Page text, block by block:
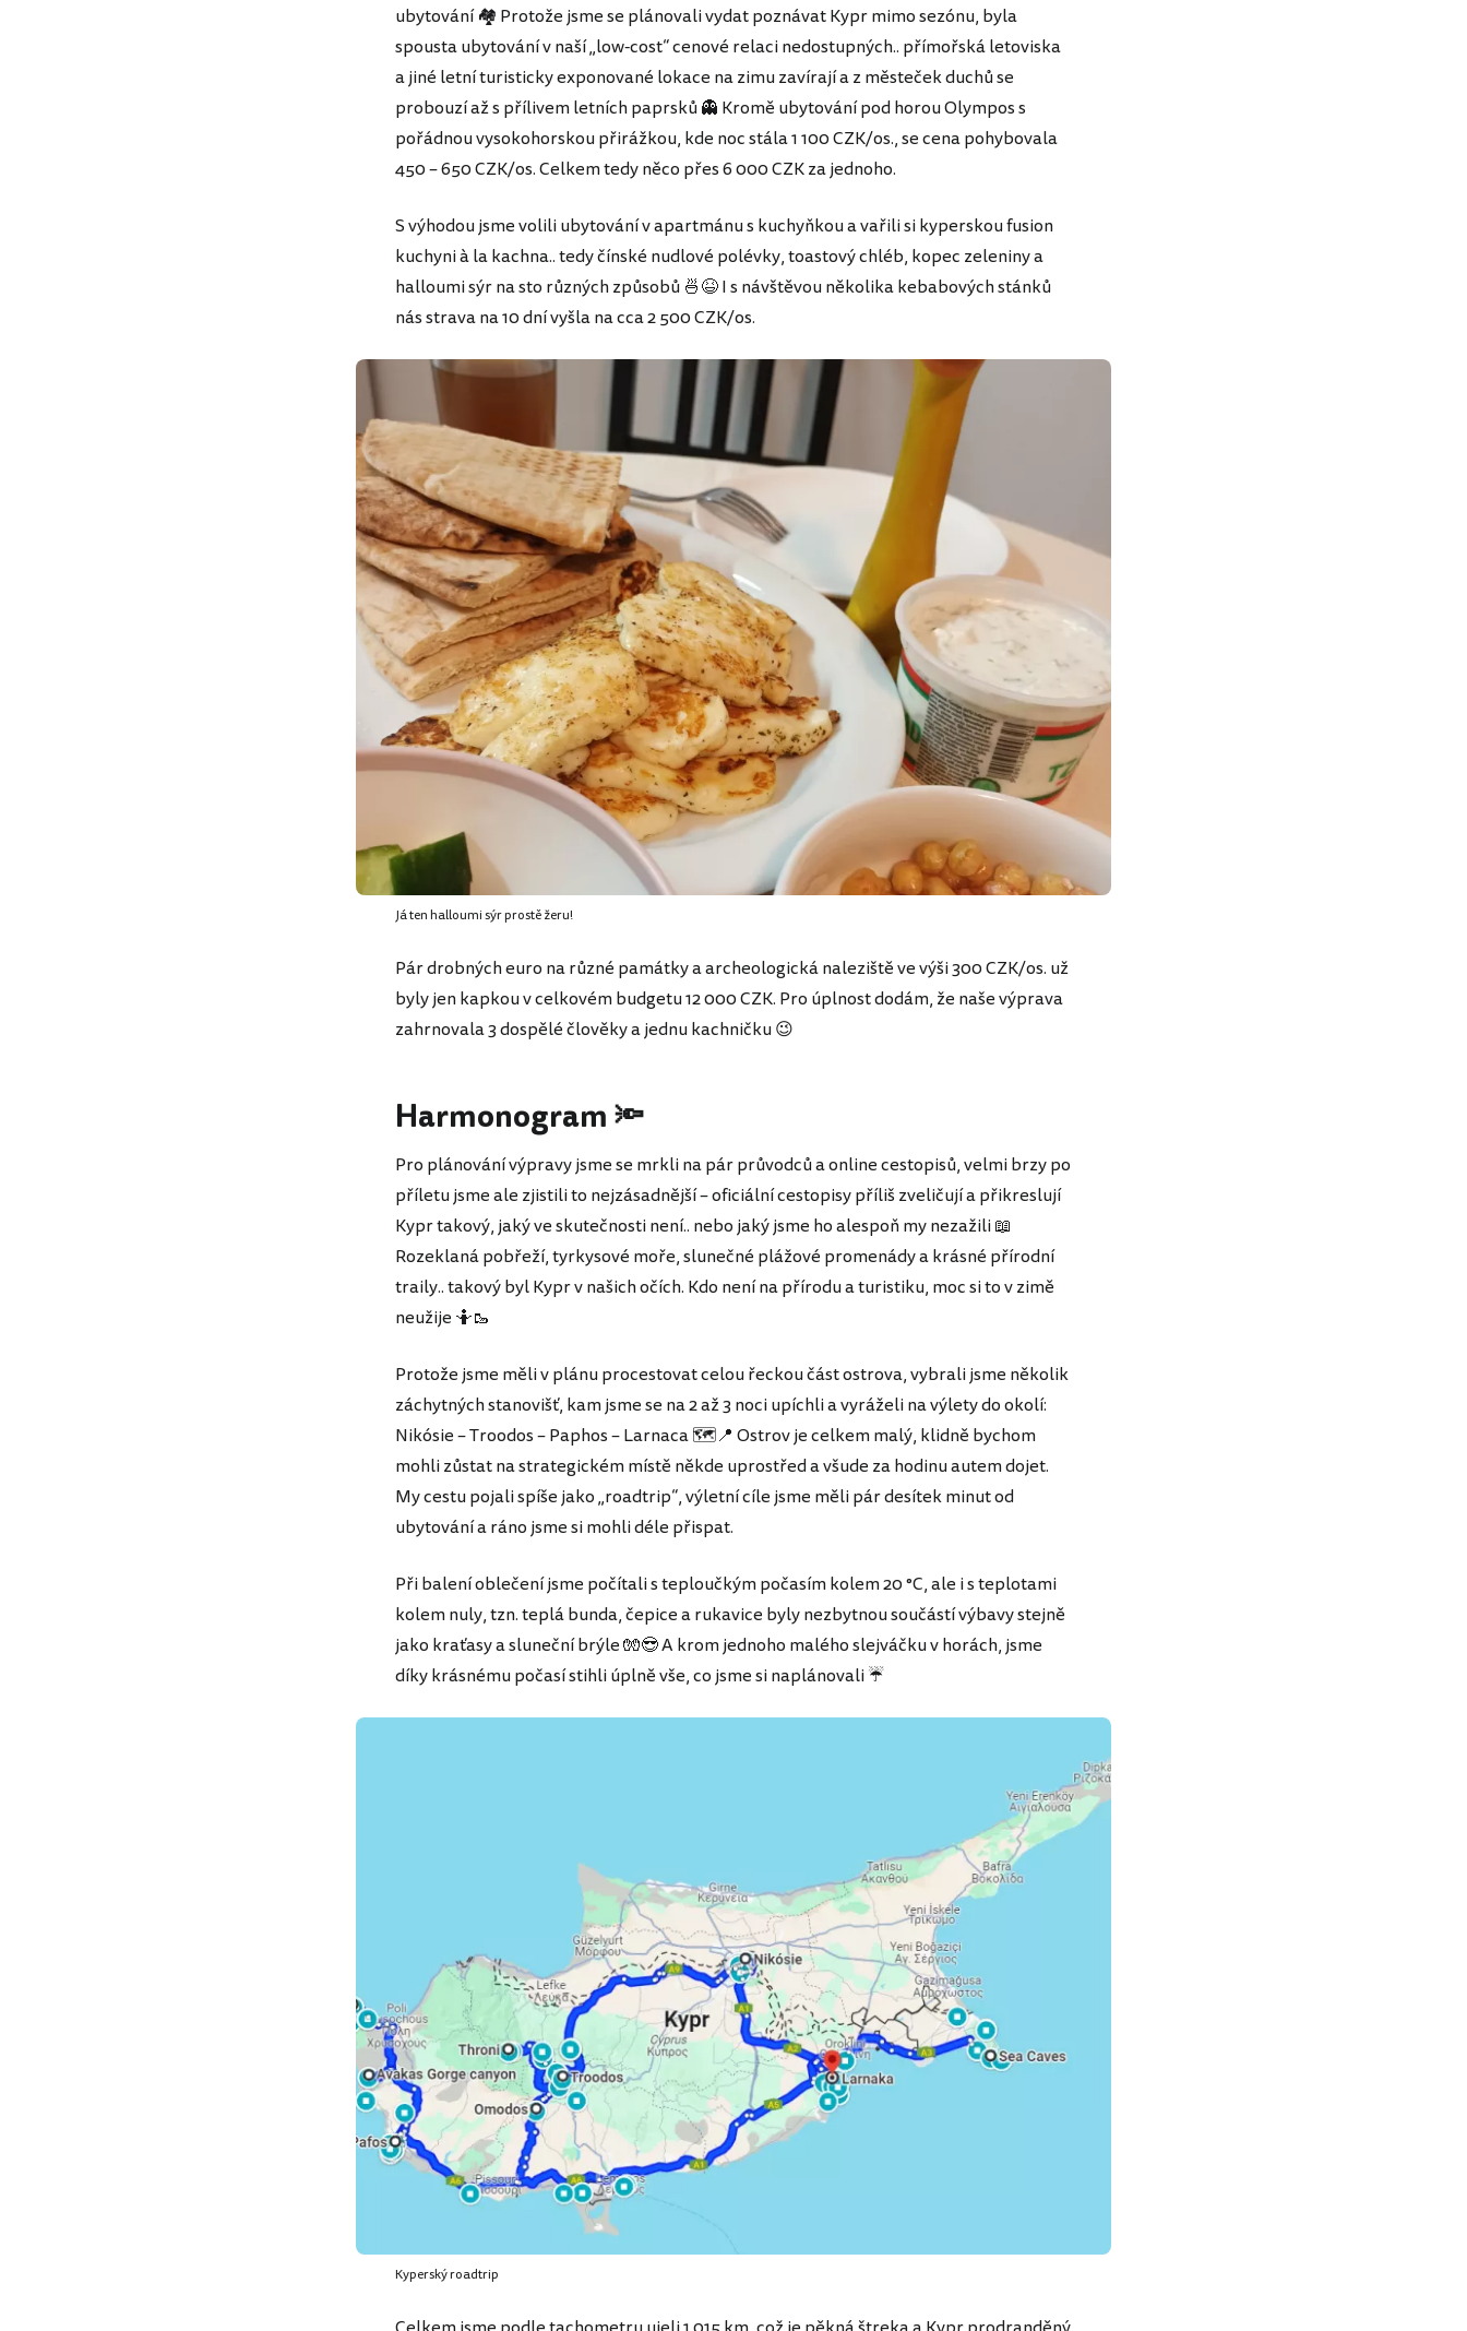
ubytování 🏘️ Protože jsme se plánovali vydat poznávat Kypr mimo sezónu, byla
spousta ubytování v naší „low-cost“ cenové relaci nedostupných.. přímořská letoviska
a jiné letní turisticky exponované lokace na zimu zavírají a z městeček duchů se
probouzí až s přílivem letních paprsků 👻 Kromě ubytování pod horou Olympos s
pořádnou vysokohorskou přirážkou, kde noc stála 1 100 CZK/os., se cena pohybovala
450 – 650 CZK/os. Celkem tedy něco přes 6 000 CZK za jednoho.
S výhodou jsme volili ubytování v apartmánu s kuchyňkou a vařili si kyperskou fusion
kuchyni à la kachna.. tedy čínské nudlové polévky, toastový chléb, kopec zeleniny a
halloumi sýr na sto různých způsobů 🍜😆 I s návštěvou několika kebabových stánků
nás strava na 10 dní vyšla na cca 2 500 CZK/os.
Já ten halloumi sýr prostě žeru!
Pár drobných euro na různé památky a archeologická naleziště ve výši 300 CZK/os. už
byly jen kapkou v celkovém budgetu 12 000 CZK. Pro úplnost dodám, že naše výprava
zahrnovala 3 dospělé člověky a jednu kachničku 😉
Harmonogram 🔦
Pro plánování výpravy jsme se mrkli na pár průvodců a online cestopisů, velmi brzy po
příletu jsme ale zjistili to nejzásadnější – oficiální cestopisy příliš zveličují a přikreslují
Kypr takový, jaký ve skutečnosti není.. nebo jaký jsme ho alespoň my nezažili 📖
Rozeklaná pobřeží, tyrkysové moře, slunečné plážové promenády a krásné přírodní
traily.. takový byl Kypr v našich očích. Kdo není na přírodu a turistiku, moc si to v zimě
neužije 🤷🥾
Protože jsme měli v plánu procestovat celou řeckou část ostrova, vybrali jsme několik
záchytných stanovišť, kam jsme se na 2 až 3 noci upíchli a vyráželi na výlety do okolí:
Nikósie – Troodos – Paphos – Larnaca 🗺️📍 Ostrov je celkem malý, klidně bychom
mohli zůstat na strategickém místě někde uprostřed a všude za hodinu autem dojet.
My cestu pojali spíše jako „roadtrip“, výletní cíle jsme měli pár desítek minut od
ubytování a ráno jsme si mohli déle přispat.
Při balení oblečení jsme počítali s teploučkým počasím kolem 20 °C, ale i s teplotami
kolem nuly, tzn. teplá bunda, čepice a rukavice byly nezbytnou součástí výbavy stejně
jako kraťasy a sluneční brýle 🧤😎 A krom jednoho malého slejváčku v horách, jsme
díky krásnému počasí stihli úplně vše, co jsme si naplánovali ☔
Kyperský roadtrip